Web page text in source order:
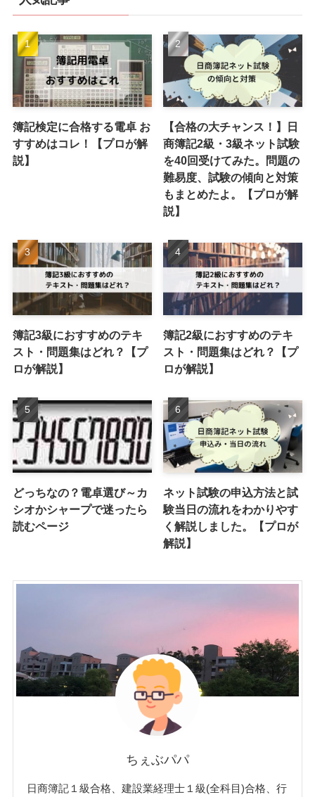
簿記検定に合格する電卓 お
すすめはコレ！【プロが解
説】
【合格の大チャンス！】日
商簿記2級・3級ネット試験
を40回受けてみた。問題の
難易度、試験の傾向と対策
もまとめたよ。【プロが解
説】
簿記3級におすすめのテキ
スト・問題集はどれ？【プ
ロが解説】
簿記2級におすすめのテキ
スト・問題集はどれ？【プ
ロが解説】
どっちなの？電卓選び～カ
シオかシャープで迷ったら
読むページ
ネット試験の申込方法と試
験当日の流れをわかりやす
く解説しました。【プロが
解説】
ちぇぶパパ
日商簿記１級合格、建設業経理士１級(全科目)合格、行